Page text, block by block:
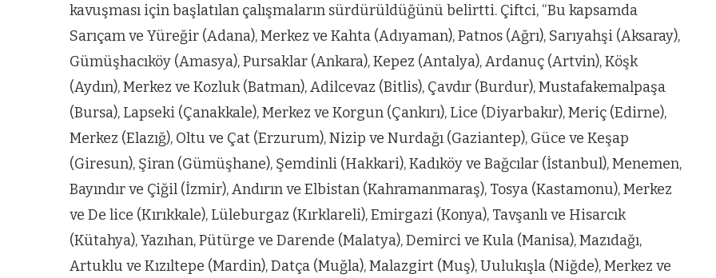
kavuşması için başlatılan çalışmaların sürdürüldüğünü belirtti. Çiftci, “Bu kapsamda
Sarıçam ve Yüreğir (Adana), Merkez ve Kahta (Adıyaman), Patnos (Ağrı), Sarıyahşi (Aksaray),
Gümüşhacıköy (Amasya), Pursaklar (Ankara), Kepez (Antalya), Ardanuç (Artvin), Köşk
(Aydın), Merkez ve Kozluk (Batman), Adilcevaz (Bitlis), Çavdır (Burdur), Mustafakemalpaşa
(Bursa), Lapseki (Çanakkale), Merkez ve Korgun (Çankırı), Lice (Diyarbakır), Meriç (Edirne),
Merkez (Elazığ), Oltu ve Çat (Erzurum), Nizip ve Nurdağı (Gaziantep), Güce ve Keşap
(Giresun), Şiran (Gümüşhane), Şemdinli (Hakkari), Kadıköy ve Bağcılar (İstanbul), Menemen,
Bayındır ve Çiğil (İzmir), Andırın ve Elbistan (Kahramanmaraş), Tosya (Kastamonu), Merkez
ve De lice (Kırıkkale), Lüleburgaz (Kırklareli), Emirgazi (Konya), Tavşanlı ve Hisarcık
(Kütahya), Yazıhan, Pütürge ve Darende (Malatya), Demirci ve Kula (Manisa), Mazıdağı,
Artuklu ve Kızıltepe (Mardin), Datça (Muğla), Malazgirt (Muş), Uulukışla (Niğde), Merkez ve